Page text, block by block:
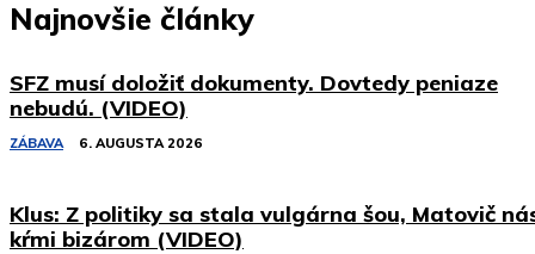
Najnovšie články
SFZ musí doložiť dokumenty. Dovtedy peniaze
nebudú. (VIDEO)
ZÁBAVA 6. AUGUSTA 2026
Klus: Z politiky sa stala vulgárna šou, Matovič
kŕmi bizárom (VIDEO)